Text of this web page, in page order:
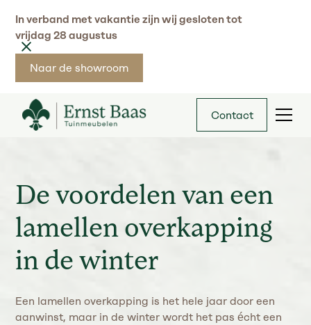
In verband met vakantie zijn wij gesloten tot
vrijdag 28 augustus
Naar de showroom
Contact
De voordelen van een
lamellen overkapping
in de winter
Een lamellen overkapping is het hele jaar door een
aanwinst, maar in de winter wordt het pas écht een